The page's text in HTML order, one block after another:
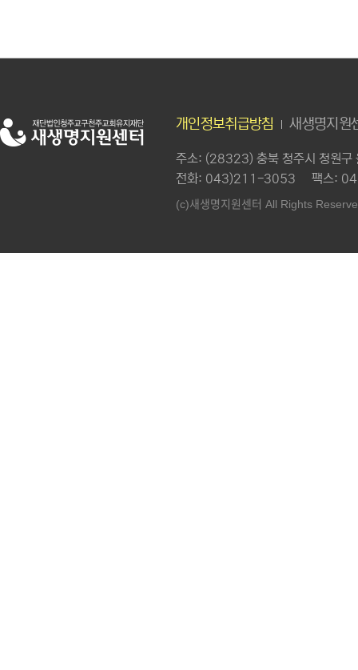
개인정보취급방침 새생명지원
주소: (28323) 충북 청주시 청원
전화: 043)211-3053 팩스:
(c)새생명지원센터 All Rights